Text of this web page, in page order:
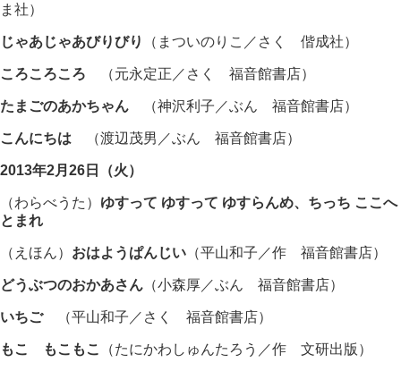
ま社）
じゃあじゃあびりびり （まついのりこ／さく 偕成社）
ころころころ （元永定正／さく 福音館書店）
たまごのあかちゃん （神沢利子／ぶん 福音館書店）
こんにちは （渡辺茂男／ぶん 福音館書店）
2013年2月26日（火）
（わらべうた） ゆすって ゆすって ゆすらんめ、ちっち ここへ
とまれ
（えほん） おはようぱんじい （平山和子／作 福音館書店）
どうぶつのおかあさん （小森厚／ぶん 福音館書店）
いちご（平山和子／さく 福音館書店）
もこ もこもこ （たにかわしゅんたろう／作 文研出版）